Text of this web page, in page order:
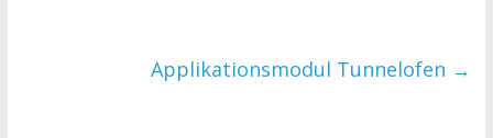
Applikationsmodul Tunnelofen →